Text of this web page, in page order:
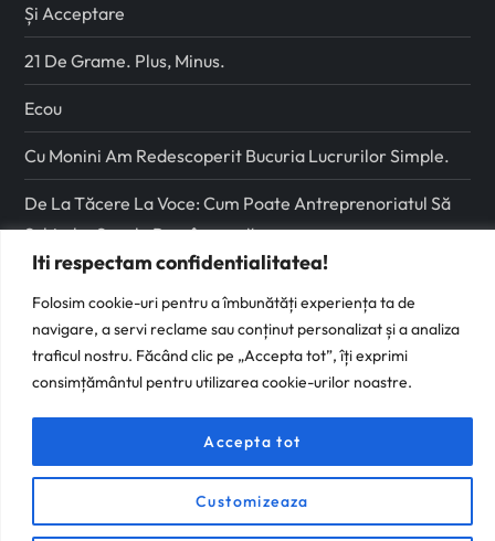
Iti respectam confidentialitatea!
Folosim cookie-uri pentru a îmbunătăți experiența ta de
navigare, a servi reclame sau conținut personalizat și a analiza
traficul nostru. Făcând clic pe „Accepta tot”, îți exprimi
consimțământul pentru utilizarea cookie-urilor noastre.
Customizeaza
Accepta tot
Și Acceptare
21 De Grame. Plus, Minus.
Ecou
Cu Monini Am Redescoperit Bucuria Lucrurilor Simple.
De La Tăcere La Voce: Cum Poate Antreprenoriatul Să
Schimbe Școala Românească
Urmareste-ma pe
Facebook